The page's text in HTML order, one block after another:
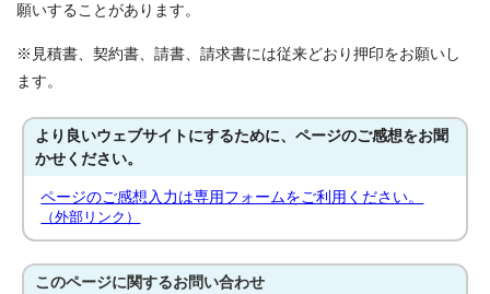
願いすることがあります。
※見積書、契約書、請書、請求書には従来どおり押印をお願いし
ます。
より良いウェブサイトにするために、ページのご感想をお聞
かせください。
ページのご感想入力は専用フォームをご利用ください。
（外部リンク）
このページに関するお問い合わせ